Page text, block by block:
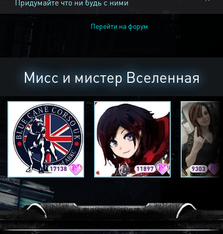
Придумайте что ни будь с ними
Перейти на форум
Мисс и мистер Вселенная
17138 11897 9303